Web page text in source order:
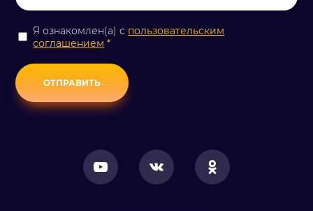
Я ознакомлен(а) с пользовательским
соглашением *
ОТПРАВИТЬ